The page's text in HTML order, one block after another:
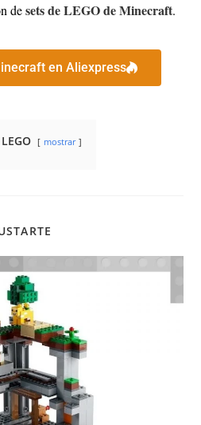
desets de LEGO de Minecraft.
en Aliexpress
mostrar